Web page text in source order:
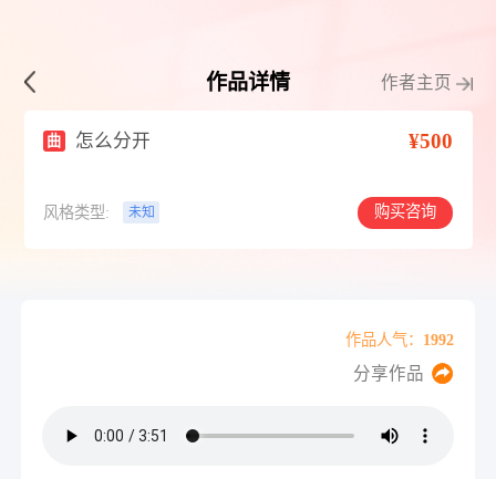
作品详情 作者主页
曲 怎么分开 ¥500
风格类型: 未知 购买咨询
作品人气：1992
分享作品